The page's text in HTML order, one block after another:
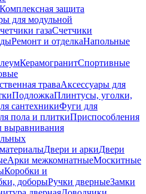
Комплексная защита
для модульной
газаСчетчики
Ремонт и отделкаНапольные
КерамогранитСпортивные
траваАксессуары для
ПодложкаПлинтусы, уголки,
сантехникиФуги для
пола и плиткиПриспособления
выравнивания
Двери и аркиДвери
Арки межкомнатныеМоскитные
Коробки и
доборыРучки дверныеЗамки